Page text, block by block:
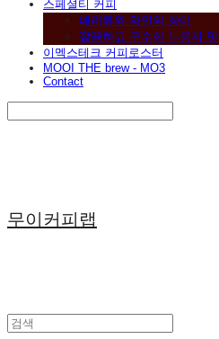
스페셜티 커피
베리류와 와인의 향미
깔끔하고 구수한 누룽지 맛
이멕스테크 커피로스터
MOOI THE brew - MO3
Contact
무이커피랩